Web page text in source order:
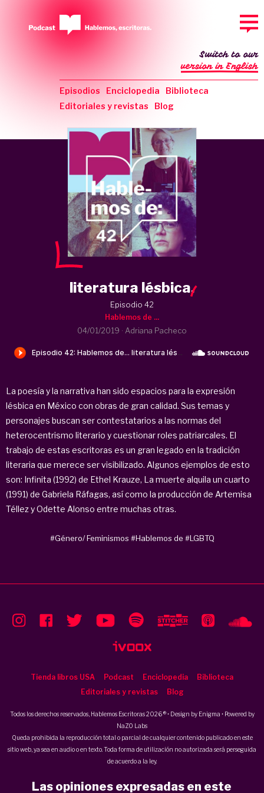
Episodios Enciclopedia
Biblioteca
Editoriales y revistas
Blog
Switch to our
version in English
literatura lésbica.
Episodio 42
Hablemos de ...
04/01/2019 · Adriana Pacheco
La poesía y la narrativa han sido espacios para la expresión
lésbica en México con obras de gran calidad. Sus temas y
personajes buscan ser contestatarios a las normas del
heterocentrismo literario y cuestionar roles patriarcales. El
trabajo de estas escritoras es un gran legado en la tradición
literaria que merece ser visibilizado. Algunos ejemplos de esto
son: Infinita (1992) de Ethel Krauze, La muerte alquila un cuarto
(1991) de Gabriela Ráfagas, así como la producción de Artemisa
Téllez y Odette Alonso entre muchas otras.
#Género/ Feminismos #Hablemos de #LGBTQ
Tienda libros USA Podcast Enciclopedia
Biblioteca
Editoriales y revistas
Blog
Todos los derechos reservados, Hablemos Escritoras 2026 ® • Design by Enigma • Powered by
NaZO Labs
Queda prohibida la reproducción total o parcial de cualquier contenido publicado en este
sitio web, ya sea en audio o en texto. Toda forma de utilización no autorizada será perseguida
de acuerdo a la ley.
Las opiniones expresadas en este